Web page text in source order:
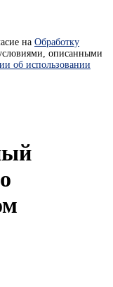
на Обработку
описанными
об использовании